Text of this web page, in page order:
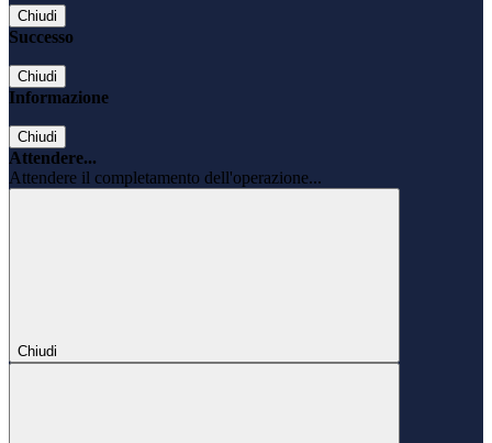
Chiudi
Successo
Chiudi
Informazione
Chiudi
Attendere...
Attendere il completamento dell'operazione...
Chiudi